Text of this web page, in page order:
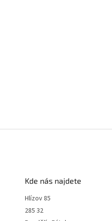
Kde nás najdete
Hlízov 85
285 32